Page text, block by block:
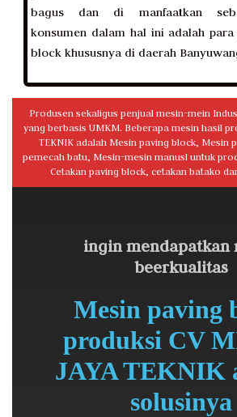
bagus dan di manfaatkan
konsumen dalam hal ini adalah para
block khususnya di daerah
Produsen sekaligus penjual mesin-mein
yang berbasis UMKM. Beberapa mesin hasil
TEKNIK adalah Mesin paving block, Mesin
pemecah batu, Mesin-mesin manusl untuk
Cetakan paving block, cetakan batako
ingin mendapatkan
beerkualitas
Mesin paving
produksi CV
JAYA TEKNIK
solusinya